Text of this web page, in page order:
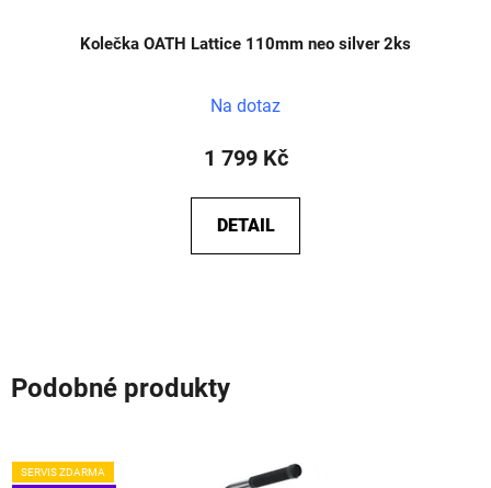
Kolečka OATH Lattice 110mm neo silver 2ks
Na dotaz
1 799 Kč
DETAIL
Podobné produkty
SERVIS ZDARMA